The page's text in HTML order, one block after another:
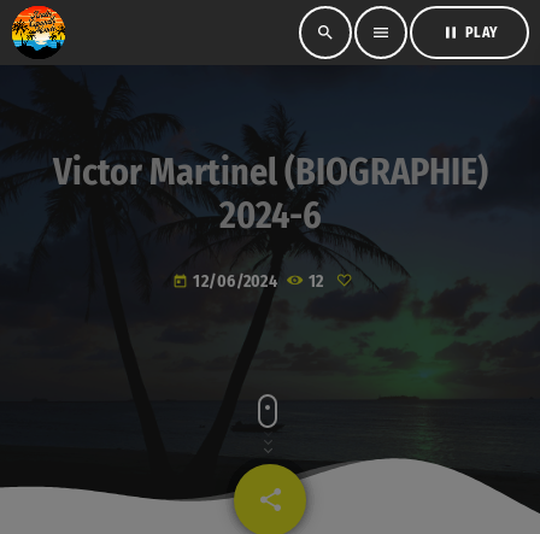
search menu pause PLAY
Victor Martinel (BIOGRAPHIE)
2024-6
today 12/06/2024 12
share
email